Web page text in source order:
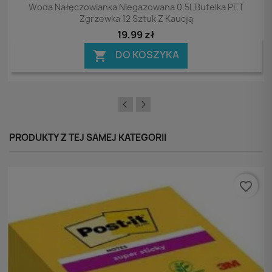
Podgląd
Woda Nałęczowianka Niegazowana 0.5L Butelka PET
Zgrzewka 12 Sztuk Z Kaucją
19,99 zł
 DO KOSZYKA
PRODUKTY Z TEJ SAMEJ KATEGORII
favorite_border